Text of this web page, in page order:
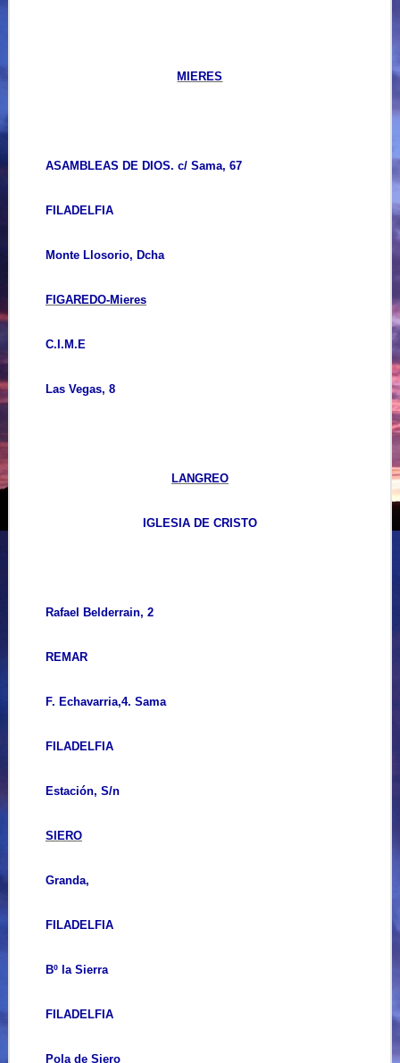
MIERES
ASAMBLEAS DE DIOS. c/ Sama, 67
FILADELFIA
Monte Llosorio, Dcha
FIGAREDO-Mieres
C.I.M.E
Las Vegas, 8
LANGREO
IGLESIA DE CRISTO
Rafael Belderrain, 2
REMAR
F. Echavarria,4. Sama
FILADELFIA
Estación, S/n
SIERO
Granda,
FILADELFIA
Bº la Sierra
FILADELFIA
Pola de Siero